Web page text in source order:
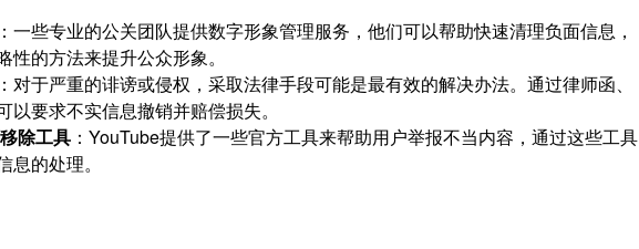
：一些专业的公关团队提供数字形象管理服务，他们可以帮助快速清理负面信息，
性的方法来提升公众形象。
：对于严重的诽谤或侵权，采取法律手段可能是最有效的解决办法。通过律师函、
以要求不实信息撤销并赔偿损失。
除工具 ：YouTube提供了一些官方工具来帮助用户举报不当内容，通过这些工具
息的处理。